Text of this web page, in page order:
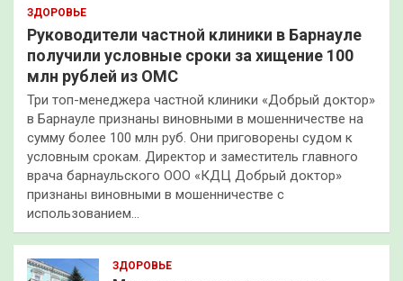
ЗДОРОВЬЕ
Руководители частной клиники в Барнауле
получили условные сроки за хищение 100
млн рублей из ОМС
Три топ-менеджера частной клиники «Добрый доктор»
в Барнауле признаны виновными в мошенничестве на
сумму более 100 млн руб. Они приговорены судом к
условным срокам. Директор и заместитель главного
врача барнаульского ООО «КДЦ Добрый доктор»
признаны виновными в мошенничестве с
использованием…
ЗДОРОВЬЕ